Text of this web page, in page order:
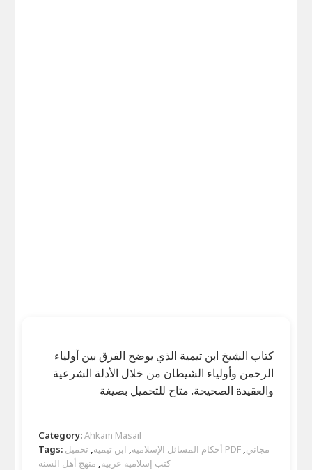
كتاب الشيخ ابن تيمية الذي يوضح الفرق بين أولياء
الرحمن وأولياء الشيطان من خلال الأدلة الشرعية
والعقيدة الصحيحة. متاح للتحميل بصيغة
Category:Ahkam Masail
Tags:
أحكام المسائل الإسلامية, ابن تيمية, تحميل PDF مجاني,
كتب إسلامية عربية, منهج أهل السنة